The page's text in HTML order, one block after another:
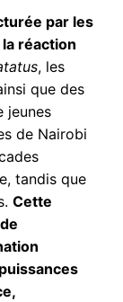
par les
réaction
, les
que des
jeunes
de Nairobi
tandis que
Cette